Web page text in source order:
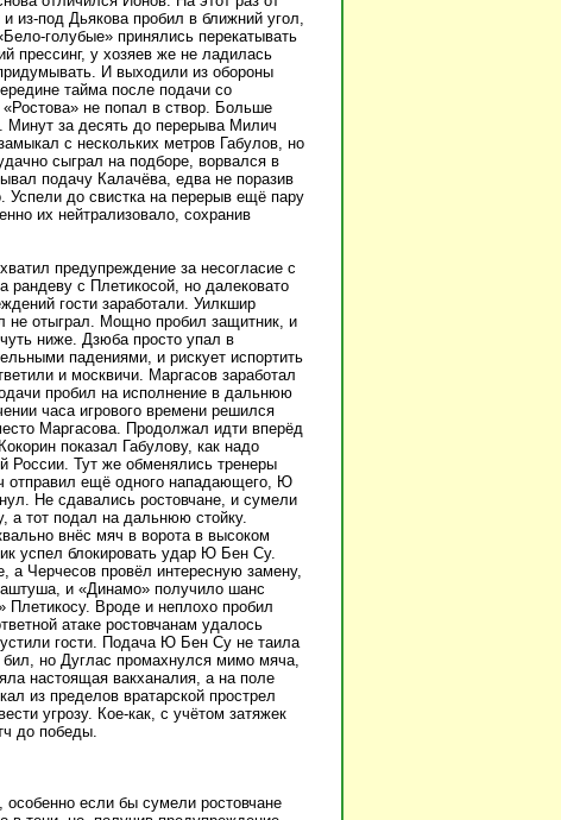
из-под Дьякова пробил в ближний угол,
голубые» принялись перекатывать
прессинг, у хозяев же не ладилась
И выходили из обороны
тайма после подачи со
не попал в створ. Больше
Минут за десять до перерыва Милич
с нескольких метров Габулов, но
сыграл на подборе, ворвался в
подачу Калачёва, едва не поразив
Успели до свистка на перерыв ещё пару
их нейтрализовало, сохранив
предупреждение за несогласие с
рандеву с Плетикосой, но далековато
гости заработали. Уилкшир
не отыграл. Мощно пробил защитник, и
ниже. Дзюба просто упал в
падениями, и рискует испортить
и москвичи. Маргасов заработал
пробил на исполнение в дальнюю
часа игрового времени решился
Маргасова. Продолжал идти вперёд
показал Габулову, как надо
России. Тут же обменялись тренеры
отправил ещё одного нападающего, Ю
Не сдавались ростовчане, и сумели
а тот подал на дальнюю стойку.
внёс мяч в ворота в высоком
успел блокировать удар Ю Бен Су.
а Черчесов провёл интересную замену,
и «Динамо» получило шанс
Плетикосу. Вроде и неплохо пробил
атаке ростовчанам удалось
гости. Подача Ю Бен Су не таила
но Дуглас промахнулся мимо мяча,
настоящая вакханалия, а на поле
из пределов вратарской прострел
угрозу. Кое-как, с учётом затяжек
до победы.
если бы сумели ростовчане